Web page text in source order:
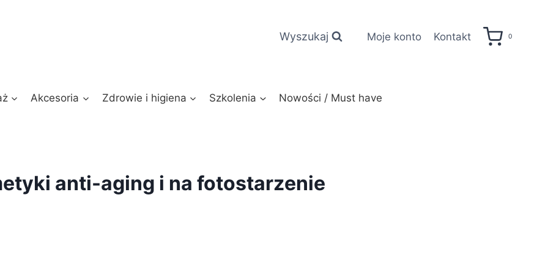
Wyszukaj Moje konto Kontakt 0
Akcesoria Zdrowie i higiena Szkolenia Nowości / Must have
anti-aging i na fotostarzenie